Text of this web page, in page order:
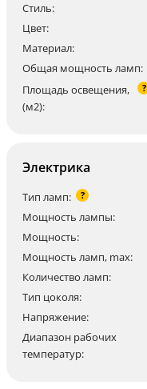
Стиль:
Цвет:
Материал:
Общая мощность ламп:
Площадь освещения,
(м2):
?
Электрика
Тип ламп: ?
Мощность лампы:
Мощность:
Мощность ламп, max:
Количество ламп:
Тип цоколя:
Напряжение:
Диапазон рабочих
температур: